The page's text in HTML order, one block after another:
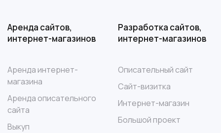
Аренда сайтов,
интернет-магазинов
Аренда интернет-
магазина
Аренда описательного
сайта
Выкуп
Разработка сайтов,
интернет-магазинов
Описательный сайт
Сайт-визитка
Интернет-магазин
Большой проект